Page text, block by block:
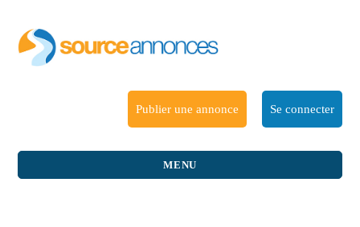
Publier une annonce Se connecter
MENU